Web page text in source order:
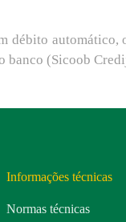
débito
banco (Sicoob
Informações técnicas
Normas técnicas